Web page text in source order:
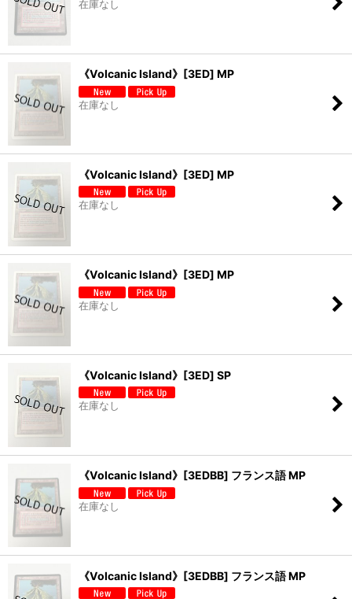
在庫なし
《Volcanic Island》[3ED] MP
在庫なし
《Volcanic Island》[3ED] MP
在庫なし
《Volcanic Island》[3ED] MP
在庫なし
《Volcanic Island》[3ED] SP
在庫なし
《Volcanic Island》[3EDBB] フランス語 MP
在庫なし
《Volcanic Island》[3EDBB] フランス語 MP